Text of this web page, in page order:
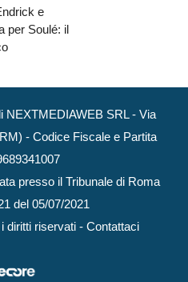
e
per Soulé: il
NEXTMEDIAWEB SRL - Via
- Codice Fiscale e Partita
presso il Tribunale di Roma
del 05/07/2021
diritti riservati - Contattaci